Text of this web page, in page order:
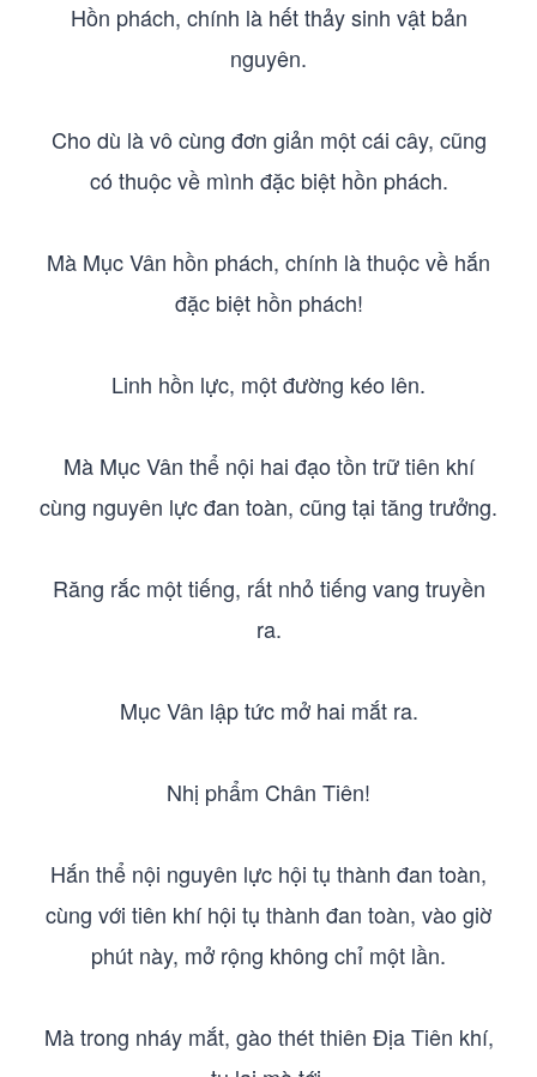
Hồn phách, chính là hết thảy sinh vật bản
nguyên.
Cho dù là vô cùng đơn giản một cái cây, cũng
có thuộc về mình đặc biệt hồn phách.
Mà Mục Vân hồn phách, chính là thuộc về hắn
đặc biệt hồn phách!
Linh hồn lực, một đường kéo lên.
Mà Mục Vân thể nội hai đạo tồn trữ tiên khí
cùng nguyên lực đan toàn, cũng tại tăng trưởng.
Răng rắc một tiếng, rất nhỏ tiếng vang truyền
ra.
Mục Vân lập tức mở hai mắt ra.
Nhị phẩm Chân Tiên!
Hắn thể nội nguyên lực hội tụ thành đan toàn,
cùng với tiên khí hội tụ thành đan toàn, vào giờ
phút này, mở rộng không chỉ một lần.
Mà trong nháy mắt, gào thét thiên Địa Tiên khí,